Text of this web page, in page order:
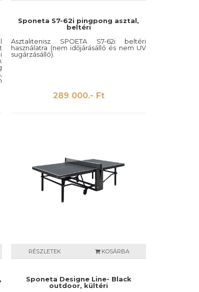
Sponeta S7-62i pingpong asztal,
beltéri
Asztalitenisz SPOETA S7-62i beltéri
használatra (nem időjárásálló és nem UV
sugárzásálló).
289 000.- Ft
RÉSZLETEK KOSÁRBA
Sponeta Designe Line- Black
outdoor, kültéri